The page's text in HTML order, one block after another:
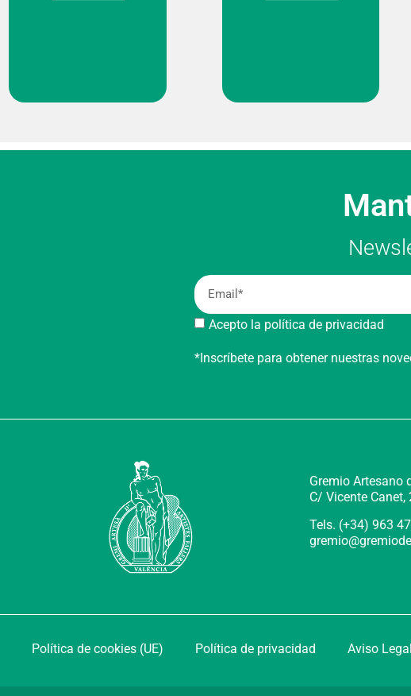
Acepto la política de privacidad
*Inscríbete para obtener nuestras
Gremio Artesano
C/ Vicente Canet,
Tels. (+34) 963
Política de cookies (UE) Política de privacidad Aviso Legal